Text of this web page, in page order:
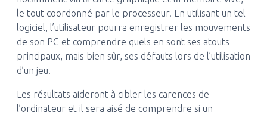
le tout coordonné par le processeur. En utilisant un tel
logiciel, l’utilisateur pourra enregistrer les mouvements
de son PC et comprendre quels en sont ses atouts
principaux, mais bien sûr, ses défauts lors de l’utilisation
d’un jeu.
Les résultats aideront à cibler les carences de
l’ordinateur et il sera aisé de comprendre si un